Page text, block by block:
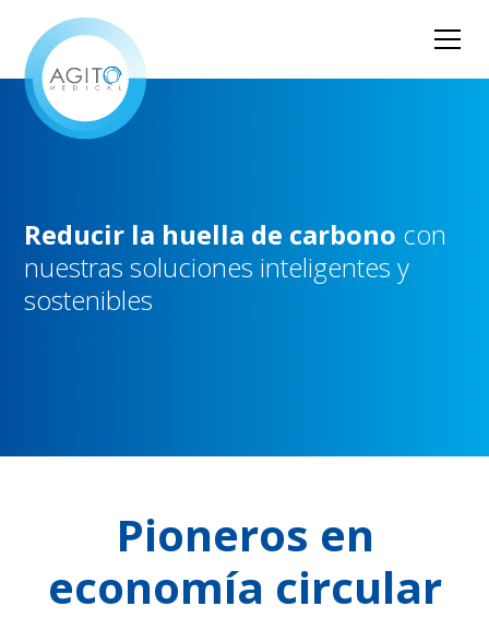
Reducir la huella de carbono con
nuestras soluciones inteligentes y
sostenibles
Pioneros en
economía circular